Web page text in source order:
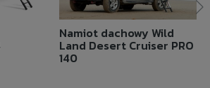
Namiot dachowy Wild
Land Desert Cruiser PRO
140